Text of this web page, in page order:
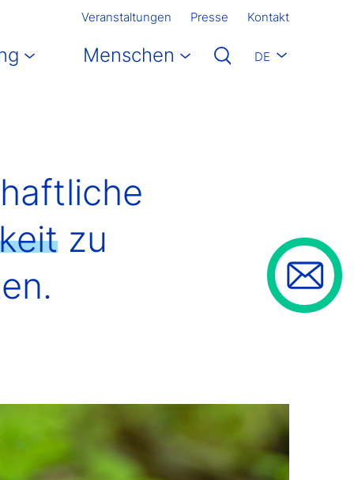
Veranstaltungen Presse Kontakt
Menschen DE
zu